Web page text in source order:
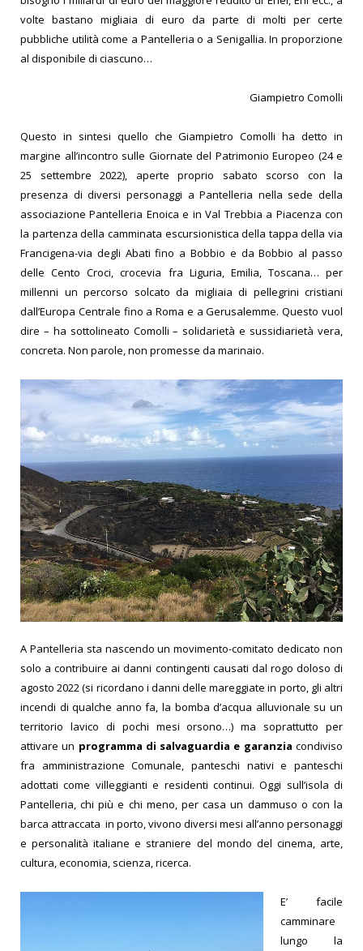
volte bastano migliaia di euro da parte di molti per certe
pubbliche utilità come a Pantelleria o a Senigallia. In proporzione
al disponibile di ciascuno…
Giampietro Comolli
Questo in sintesi quello che Giampietro Comolli ha detto in
margine all’incontro sulle Giornate del Patrimonio Europeo (24 e
25 settembre 2022), aperte proprio sabato scorso con la
presenza di diversi personaggi a Pantelleria nella sede della
associazione Pantelleria Enoica e in Val Trebbia a Piacenza con
la partenza della camminata escursionistica della tappa della via
Francigena-via degli Abati fino a Bobbio e da Bobbio al passo
delle Cento Croci, crocevia fra Liguria, Emilia, Toscana… per
millenni un percorso solcato da migliaia di pellegrini cristiani
dall’Europa Centrale fino a Roma e a Gerusalemme. Questo vuol
dire – ha sottolineato Comolli – solidarietà e sussidiarietà vera,
concreta. Non parole, non promesse da marinaio.
A Pantelleria sta nascendo un movimento-comitato dedicato non
solo a contribuire ai danni contingenti causati dal rogo doloso di
agosto 2022 (si ricordano i danni delle mareggiate in porto, gli altri
incendi di qualche anno fa, la bomba d’acqua alluvionale su un
territorio lavico di pochi mesi orsono…) ma soprattutto per
attivare un programma di salvaguardia e garanzia condiviso
fra amministrazione Comunale, panteschi nativi e panteschi
adottati come villeggianti e residenti continui. Oggi sull’isola di
Pantelleria, chi più e chi meno, per casa un dammuso o con la
barca attraccata in porto, vivono diversi mesi all’anno personaggi
e personalità italiane e straniere del mondo del cinema, arte,
cultura, economia, scienza, ricerca.
E’ facile
camminare
lungo la